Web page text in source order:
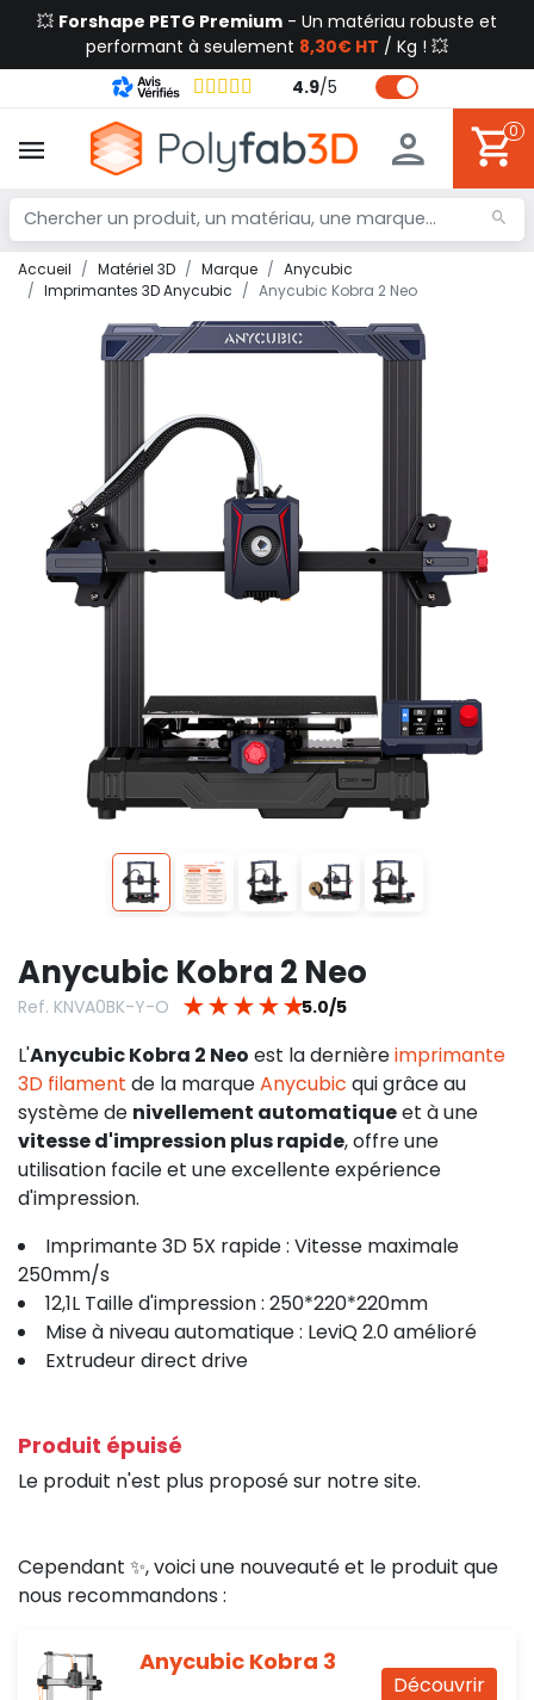
💥 Forshape PETG Premium - Un matériau robuste et
performant à seulement 8,30€ HT / Kg ! 💥
4.9/5
0
Accueil Matériel 3D Marque
Anycubic
Imprimantes 3D Anycubic
Anycubic Kobra 2 Neo
Anycubic Kobra 2 Neo
Ref. KNVA0BK-Y-O ★ ★ ★ ★ ★5.0/5
L'Anycubic Kobra 2 Neo est la dernièreimprimante
3D filament de la marqueAnycubic qui grâce au
système de nivellement automatiqueet à une
vitesse d'impression plus rapide, offre une
utilisation facile et une excellente expérience
d'impression.
Imprimante 3D 5X rapide : Vitesse maximale
250mm/s
12,1L Taille d'impression : 250*220*220mm
Mise à niveau automatique : LeviQ 2.0 amélioré
Extrudeur direct drive
Produit épuisé
Le produit n'est plus proposé sur notre site.
Cependant ✨, voici une nouveauté et le produit que
nous recommandons :
Découvrir
Anycubic Kobra 3